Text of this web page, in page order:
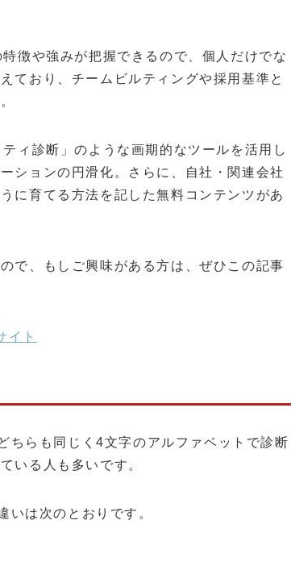
徴や強みが把握できるので、個人だけでな
ており、チームビルティングや採用基準と
ィ診断」のような画期的なツールを活用し
ションの円滑化。さらに、自社・関連会社
に育てる方法を記した無料コンテンツがあ
で、もしご興味がある方は、ぜひこの記事
イト
ちらも同じく4文字のアルファベットで診断
いる人も多いです。
いは次のとおりです。